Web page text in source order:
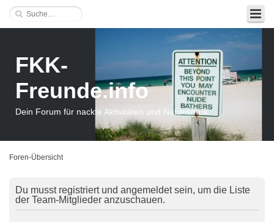
FKK-
Freunde.info
Dein Forum für nackte Aktivitäten und Naturismus
Foren-Übersicht
Du musst registriert und angemeldet sein, um die Liste
der Team-Mitglieder anzuschauen.